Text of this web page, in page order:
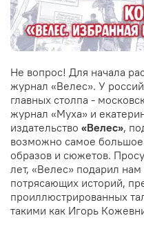
Не вопрос! Для начала
журнал «Велес». У
главных столпа -
журнал «Муха» и
издательство «Велес»,
возможно самое
образов и сюжетов.
лет, «Велес» подарил
потрясающих историй,
проиллюстрированных
такими как Игорь